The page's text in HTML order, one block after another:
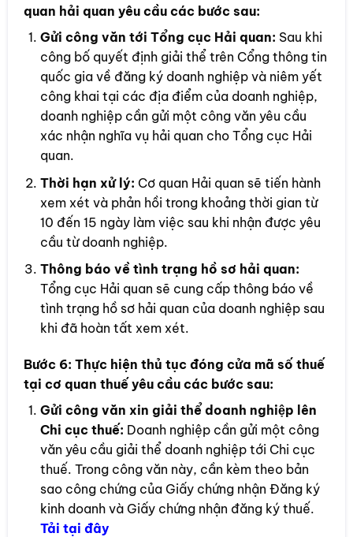
quan hải quan yêu cầu các bước sau:
Gửi công văn tới Tổng cục Hải quan: Sau khi
công bố quyết định giải thể trên Cổng thông tin
quốc gia về đăng ký doanh nghiệp và niêm yết
công khai tại các địa điểm của doanh nghiệp,
doanh nghiệp cần gửi một công văn yêu cầu
xác nhận nghĩa vụ hải quan cho Tổng cục Hải
quan.
Thời hạn xử lý: Cơ quan Hải quan sẽ tiến hành
xem xét và phản hồi trong khoảng thời gian từ
10 đến 15 ngày làm việc sau khi nhận được yêu
cầu từ doanh nghiệp.
Thông báo về tình trạng hồ sơ hải quan:
Tổng cục Hải quan sẽ cung cấp thông báo về
tình trạng hồ sơ hải quan của doanh nghiệp sau
khi đã hoàn tất xem xét.
Bước 6: Thực hiện thủ tục đóng cửa mã số thuế
tại cơ quan thuế yêu cầu các bước sau:
Gửi công văn xin giải thể doanh nghiệp lên
Chi cục thuế: Doanh nghiệp cần gửi một công
văn yêu cầu giải thể doanh nghiệp tới Chi cục
thuế. Trong công văn này, cần kèm theo bản
sao công chứng của Giấy chứng nhận Đăng ký
kinh doanh và Giấy chứng nhận đăng ký thuế.
Tải tại đây